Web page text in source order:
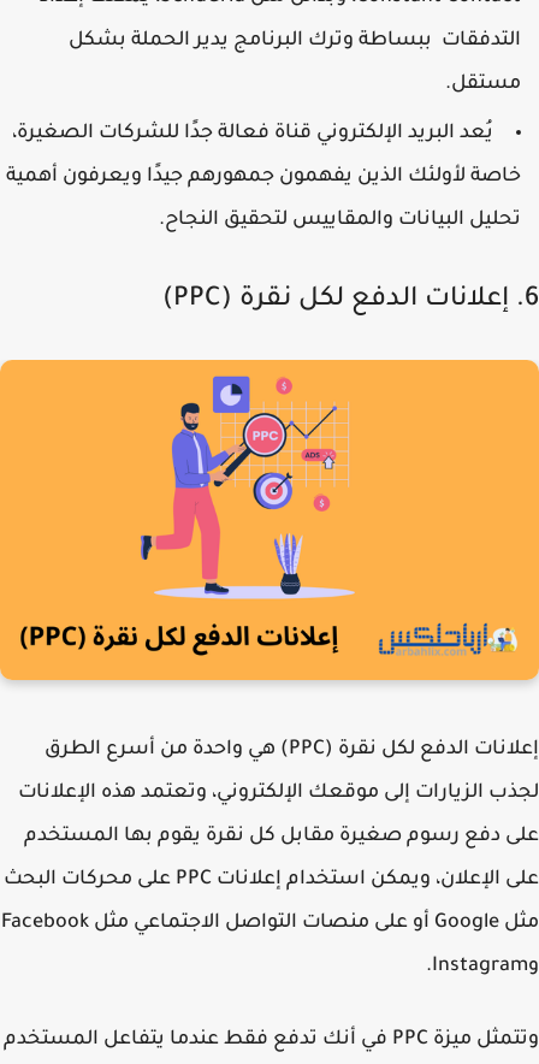
ببساطة وترك البرنامج يدير الحملة بشكل
يُعد البريد الإلكتروني قناة فعالة جدًا للشركات الصغيرة،
لأولئك الذين يفهمون جمهورهم جيدًا ويعرفون أهمية
البيانات والمقاييس لتحقيق النجاح.
إعلانات الدفع لكل نقرة (PPC) هي واحدة من أسرع الطرق
الزيارات إلى موقعك الإلكتروني، وتعتمد هذه الإعلانات
دفع رسوم صغيرة مقابل كل نقرة يقوم بها المستخدم
على الإعلان، ويمكن استخدام إعلانات PPC على محركات البحث
مثل Google أو على منصات التواصل الاجتماعي مثل Facebook
وتتمثل ميزة PPC في أنك تدفع فقط عندما يتفاعل المستخدم